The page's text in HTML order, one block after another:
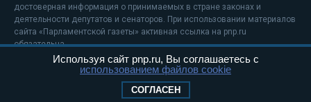
достоверная информация о принимаемых в стране законах и
деятельности депутатов и сенаторов. При использовании материалов
сайта «Парламентской газеты» активная ссылка на pnp.ru
обязательна.
На информационном ресурсе применяютсярекомендательные
Положение о защите персональных данных
Используя сайт pnp.ru, Вы соглашаетесь с
использованием файлов cookie
СОГЛАСЕН